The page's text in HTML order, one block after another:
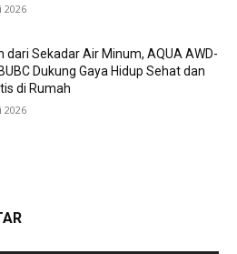
2026
dari Sekadar Air Minum, AQUA AWD-
Dukung Gaya Hidup Sehat dan
di Rumah
2026